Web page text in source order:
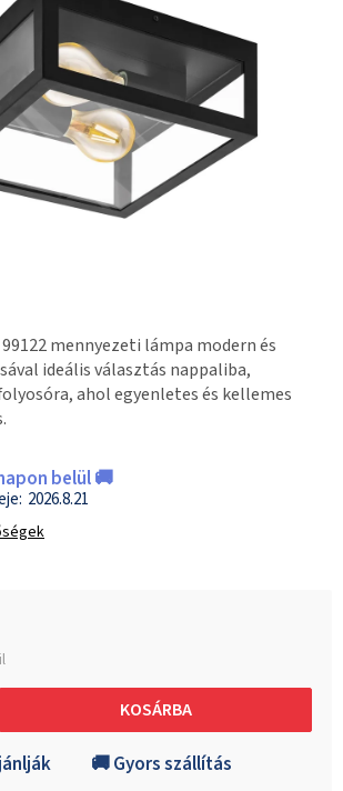
99122 mennyezeti lámpa modern és
ideális választás nappaliba,
ahol egyenletes és kellemes
belül 🚚
2026.8.21
KOSÁRBA
🚚 Gyors szállítás